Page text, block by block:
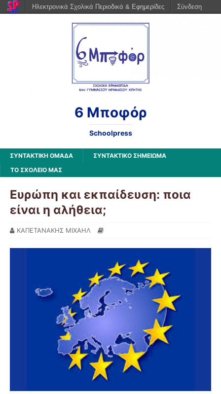
6 Μποφόρ
Schoolpress
ΣΥΝΤΑΚΤΙΚΗ ΟΜΑΔΑ
ΣΥΝΤΑΚΤΙΚΟ ΣΗΜΕΙΩΜΑ
ΤΟ ΣΧΟΛΕΙΟ ΜΑΣ
Ευρώπη και εκπαίδευση: ποια
είναι η αλήθεια;
ΚΑΠΕΤΑΝΑΚΗΣ ΜΙΧΑΗΛ
Ηλεκτρονικά Σχολικά Περιοδικά & Εφημερίδες Σύνδεση